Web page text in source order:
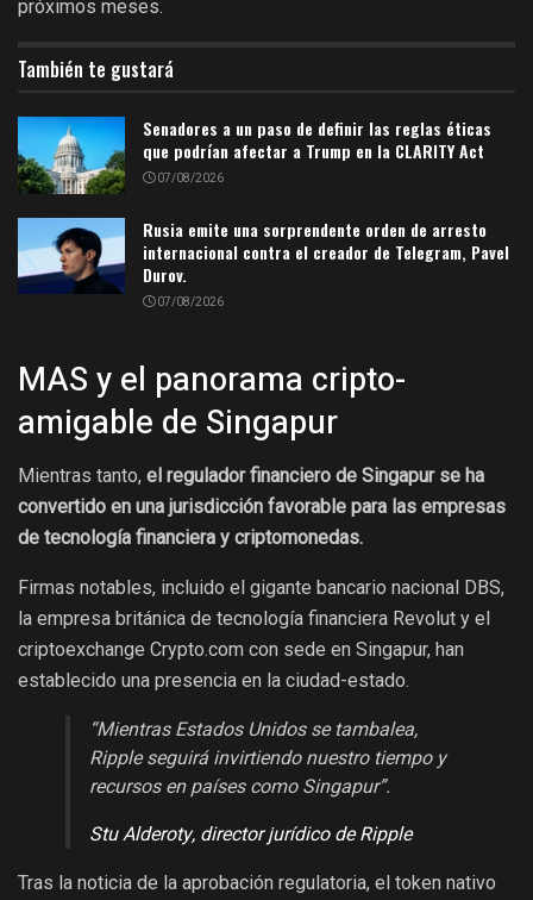
próximos meses.
También te gustará
Senadores a un paso de definir las reglas éticas
que podrían afectar a Trump en la CLARITY Act
07/08/2026
Rusia emite una sorprendente orden de arresto
internacional contra el creador de Telegram, Pavel
Durov.
07/08/2026
MAS y el panorama cripto-
amigable de Singapur
Mientras tanto, el regulador financiero de Singapur se ha
convertido en una jurisdicción favorable para las empresas
de tecnología financiera y criptomonedas.
Firmas notables, incluido el gigante bancario nacional DBS,
la empresa británica de tecnología financiera Revolut y el
criptoexchange Crypto.com con sede en Singapur, han
establecido una presencia en la ciudad-estado.
“Mientras Estados Unidos se tambalea,
Ripple seguirá invirtiendo nuestro tiempo y
recursos en países como Singapur”.
Stu Alderoty, director jurídico de Ripple
Tras la noticia de la aprobación regulatoria, el token nativo